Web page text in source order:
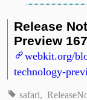
Release
Preview
webkit.org/
technology-
safari